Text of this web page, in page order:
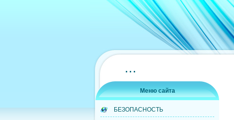
...
Меню сайта
БЕЗОПАСНОСТЬ